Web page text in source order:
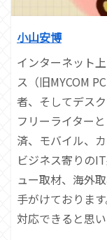
小山安博
インターネット
ス（旧MYCOM
者、そしてデス
フリーライター
済、モバイル、
ビジネス寄りの
ュー取材、海外
手がけておりま
対応できると思い